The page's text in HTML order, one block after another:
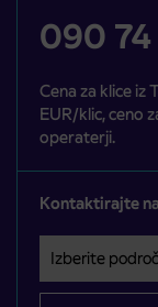
090 74
Cena za klice iz
EUR/klic, ceno
operaterji.
Kontaktirajte
Izberite področje
Področje je